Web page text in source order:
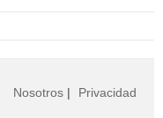
Nosotros | Privacidad